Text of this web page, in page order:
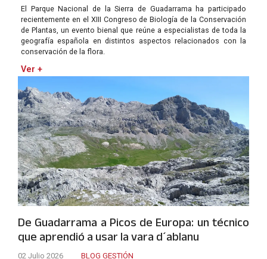
El Parque Nacional de la Sierra de Guadarrama ha participado
recientemente en el XIII Congreso de Biología de la Conservación
de Plantas, un evento bienal que reúne a especialistas de toda la
geografía española en distintos aspectos relacionados con la
conservación de la flora.
Ver +
De Guadarrama a Picos de Europa: un técnico
que aprendió a usar la vara d´ablanu
02 Julio 2026
BLOG GESTIÓN